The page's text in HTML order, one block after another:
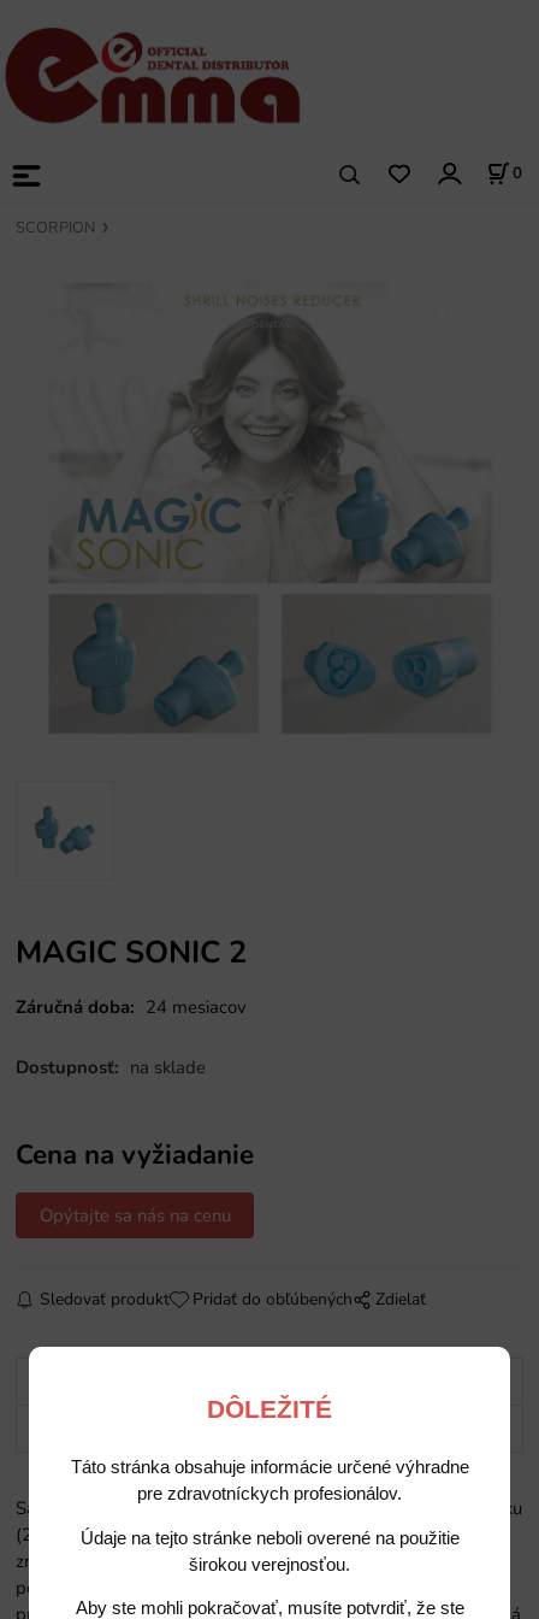
DÔLEŽITÉ
Táto stránka obsahuje informácie určené výhradne
pre zdravotníckych profesionálov.
Údaje na tejto stránke neboli overené na použitie
širokou verejnosťou.
Aby ste mohli pokračovať, musíte potvrdiť, že ste
0
SCORPION
MAGIC SONIC 2
Záručná doba: 24 mesiacov
Dostupnosť: na sklade
Cena na vyžiadanie
Opýtajte sa nás na cenu
Sledovať produkt Pridať do obľúbených Zdielať
Sada slúchadiel do uší Scorpion Magic Sonic 2 s redukciou hluku
(2) Scorpion Magic Sonic s redukciou hluku 2 do uší drasticky
znižujú akustický tlak a prenikavý hluk, ku ktorému dochádza
počas prevádzky turbíny, ultrazvukového škálovania,
pneumatického škálovania a nasávania. Magic Sonic 2 sa skladá